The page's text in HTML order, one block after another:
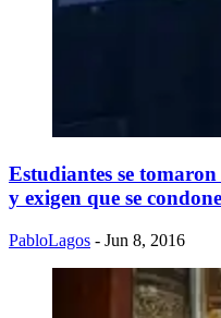
Estudiantes se
y exigen que se
PabloLagos - Jun 8, 2016